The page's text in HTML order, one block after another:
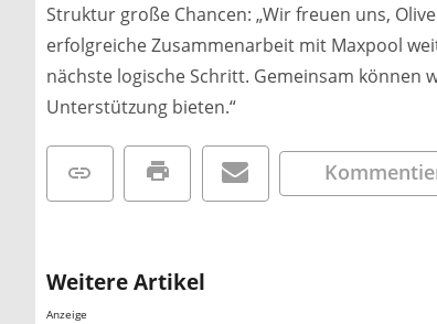
Struktur große Chancen: „Wir freuen uns,
erfolgreiche Zusammenarbeit mit Maxpool
nächste logische Schritt. Gemeinsam
Unterstützung bieten.“
Weitere Artikel
Anzeige